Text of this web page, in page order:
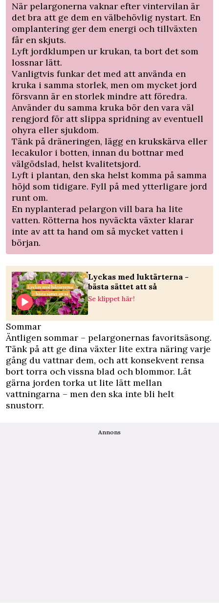
När pelargonerna vaknar efter vintervilan är
det bra att ge dem en välbehövlig nystart. En
omplantering ger dem energi och tillväxten
får en skjuts.
Lyft jordklumpen ur krukan, ta bort det som
lossnar lätt.
Vanligtvis funkar det med att använda en
kruka i samma storlek, men om mycket jord
försvann är en storlek mindre att föredra.
Använder du samma kruka bör den vara väl
rengjord för att slippa spridning av eventuell
ohyra eller sjukdom.
Tänk på dräneringen, lägg en krukskärva eller
lecakulor i botten, innan du bottnar med
välgödslad, helst kvalitetsjord.
Lyft i plantan, den ska helst komma på samma
höjd som tidigare. Fyll på med ytterligare jord
runt om.
En nyplanterad pelargon vill bara ha lite
vatten. Rötterna hos nyväckta växter klarar
inte av att ta hand om så mycket vatten i
början.
Lyckas med luktärterna -
bästa sättet att så
Se klippet här!
Sommar
Äntligen sommar – pelargonernas favoritsäsong.
Tänk på att ge dina växter lite extra näring varje
gång du vattnar dem, och att konsekvent rensa
bort torra och vissna blad och blommor. Låt
gärna jorden torka ut lite lätt mellan
vattningarna – men den ska inte bli helt
snustorr.
Annons